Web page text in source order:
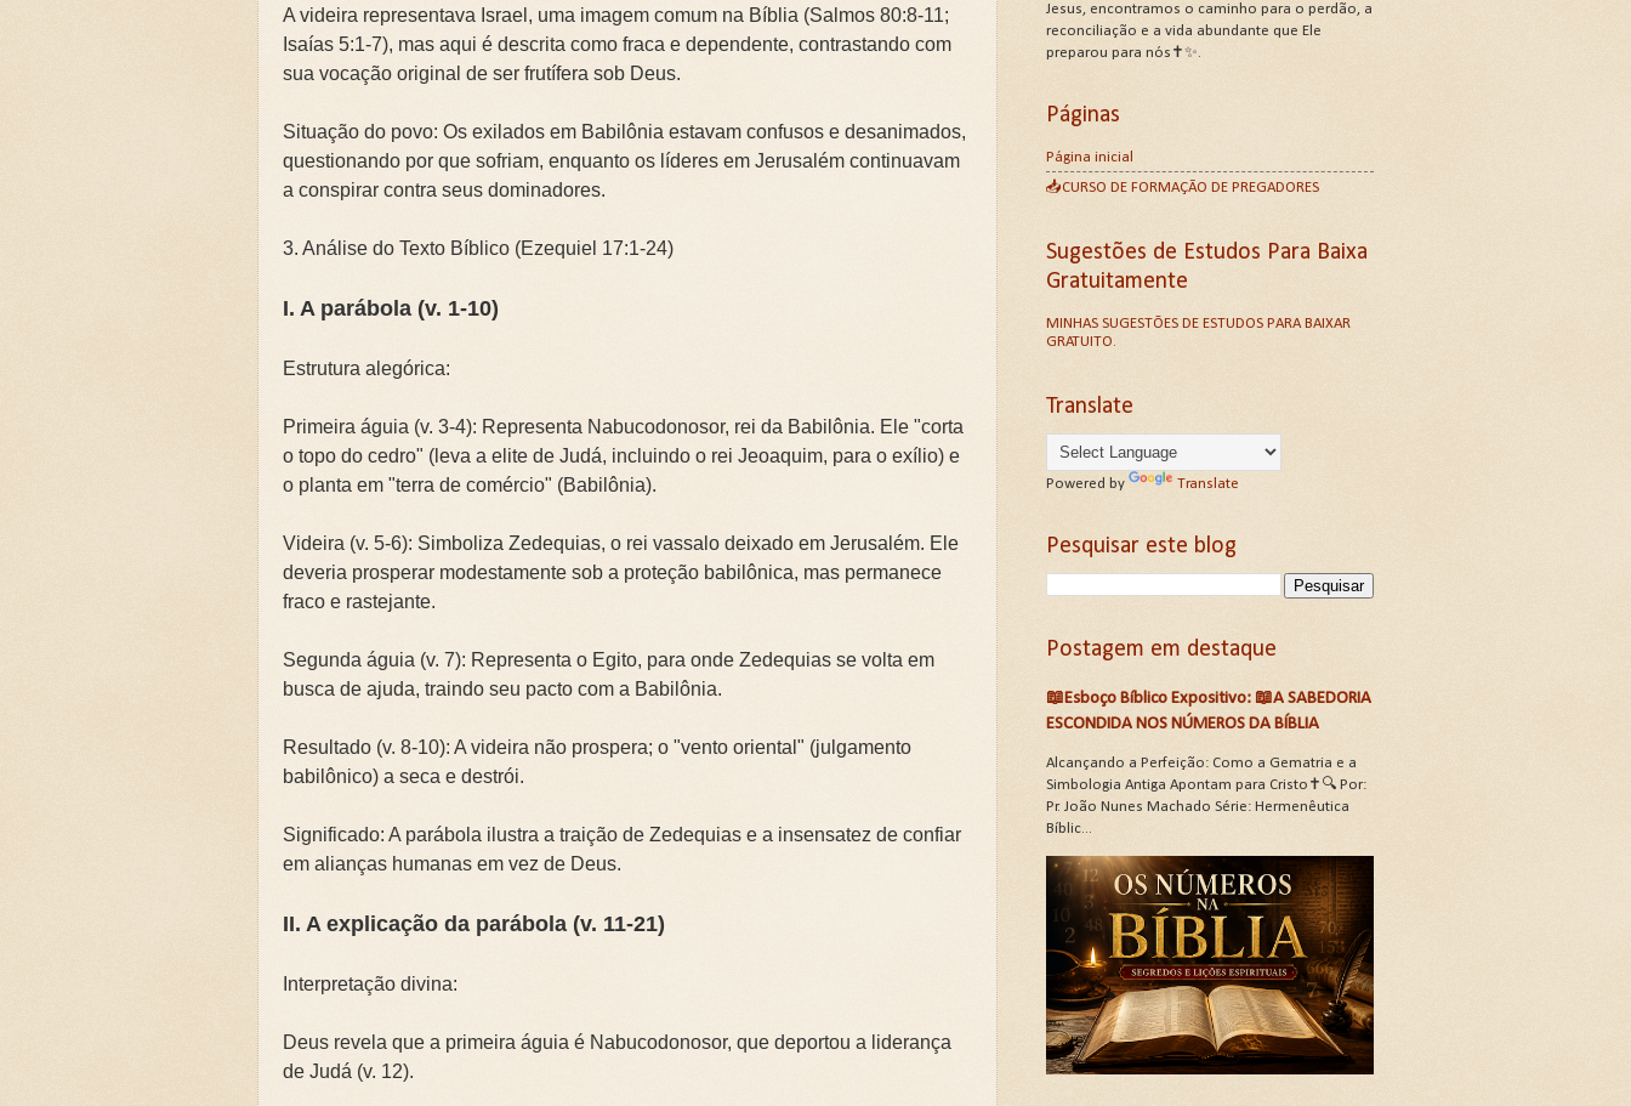
A videira representava Israel, uma imagem comum na Bíblia (Salmos 80:8-11;
Isaías 5:1-7), mas aqui é descrita como fraca e dependente, contrastando com
sua vocação original de ser frutífera sob Deus.
Situação do povo: Os exilados em Babilônia estavam confusos e desanimados,
questionando por que sofriam, enquanto os líderes em Jerusalém continuavam
a conspirar contra seus dominadores.
3. Análise do Texto Bíblico (Ezequiel 17:1-24)
I. A parábola (v. 1-10)
Estrutura alegórica:
Primeira águia (v. 3-4): Representa Nabucodonosor, rei da Babilônia. Ele "corta
o topo do cedro" (leva a elite de Judá, incluindo o rei Jeoaquim, para o exílio) e
o planta em "terra de comércio" (Babilônia).
Videira (v. 5-6): Simboliza Zedequias, o rei vassalo deixado em Jerusalém. Ele
deveria prosperar modestamente sob a proteção babilônica, mas permanece
fraco e rastejante.
Segunda águia (v. 7): Representa o Egito, para onde Zedequias se volta em
busca de ajuda, traindo seu pacto com a Babilônia.
Resultado (v. 8-10): A videira não prospera; o "vento oriental" (julgamento
babilônico) a seca e destrói.
Significado: A parábola ilustra a traição de Zedequias e a insensatez de confiar
em alianças humanas em vez de Deus.
II. A explicação da parábola (v. 11-21)
Interpretação divina:
Deus revela que a primeira águia é Nabucodonosor, que deportou a liderança
de Judá (v. 12).
Jesus, encontramos o caminho para o perdão, a
reconciliação e a vida abundante que Ele
preparou para nós✝️✨.
Páginas
Página inicial
📥CURSO DE FORMAÇÃO DE PREGADORES
Sugestões de Estudos Para Baixa
Gratuitamente
MINHAS SUGESTÕES DE ESTUDOS PARA BAIXAR
GRATUITO.
Translate
Powered by Translate
Pesquisar este blog
Postagem em destaque
📖Esboço Bíblico Expositivo: 📖A SABEDORIA
ESCONDIDA NOS NÚMEROS DA BÍBLIA
Alcançando a Perfeição: Como a Gematria e a
Simbologia Antiga Apontam para Cristo✝️🔍 Por:
Pr. João Nunes Machado Série: Hermenêutica
Bíblic...